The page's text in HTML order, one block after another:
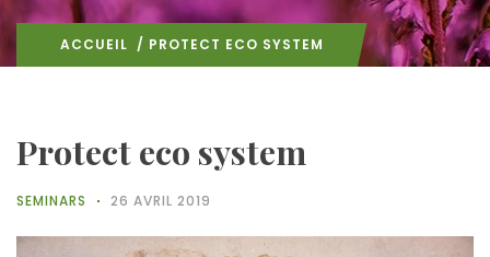
ACCUEIL / PROTECT ECO SYSTEM
Protect eco system
SEMINARS 26 AVRIL 2019